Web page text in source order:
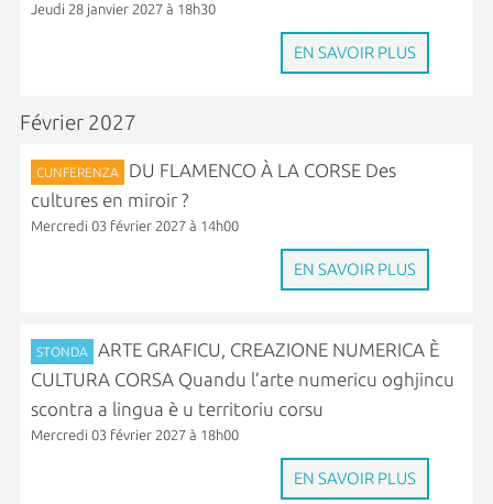
Jeudi 28 janvier 2027 à 18h30
EN SAVOIR PLUS
Février 2027
CUNFERENZA
DU FLAMENCO À LA CORSE Des
cultures en miroir ?
Mercredi 03 février 2027 à 14h00
EN SAVOIR PLUS
STONDA
ARTE GRAFICU, CREAZIONE NUMERICA È
CULTURA CORSA Quandu l’arte numericu oghjincu
scontra a lingua è u territoriu corsu
Mercredi 03 février 2027 à 18h00
EN SAVOIR PLUS